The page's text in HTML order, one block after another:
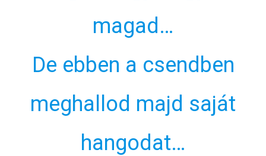
magad…
De ebben a csendben
meghallod majd saját
hangodat…